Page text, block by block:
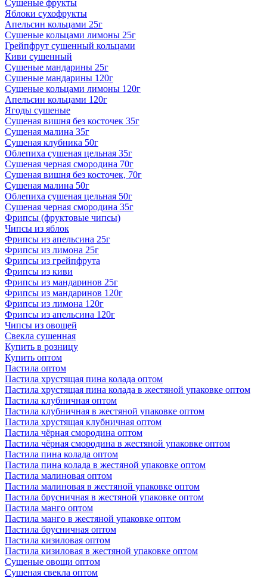
Сушеные фрукты
Яблоки сухофрукты
Апельсин кольцами 25г
Сушеные кольцами лимоны 25г
Грейпфрут сушенный кольцами
Киви сушенный
Сушеные мандарины 25г
Сушеные мандарины 120г
Сушеные кольцами лимоны 120г
Апельсин кольцами 120г
Ягоды сушеные
Сушеная вишня без косточек 35г
Сушеная малина 35г
Сушеная клубника 50г
Облепиха сушеная цельная 35г
Сушеная черная смородина 70г
Сушеная вишня без косточек, 70г
Сушеная малина 50г
Облепиха сушеная цельная 50г
Сушеная черная смородина 35г
Фрипсы (фруктовые чипсы)
Чипсы из яблок
Фрипсы из апельсина 25г
Фрипсы из лимона 25г
Фрипсы из грейпфрута
Фрипсы из киви
Фрипсы из мандаринов 25г
Фрипсы из мандаринов 120г
Фрипсы из лимона 120г
Фрипсы из апельсина 120г
Чипсы из овощей
Свекла сушенная
Купить в розницу
Купить оптом
Пастила оптом
Пастила хрустящая пина колада оптом
Пастила хрустящая пина колада в жестяной упаковке оптом
Пастила клубничная оптом
Пастила клубничная в жестяной упаковке оптом
Пастила хрустящая клубничная оптом
Пастила чёрная смородина оптом
Пастила чёрная смородина в жестяной упаковке оптом
Пастила пина колада оптом
Пастила пина колада в жестяной упаковке оптом
Пастила малиновая оптом
Пастила малиновая в жестяной упаковке оптом
Пастила брусничная в жестяной упаковке оптом
Пастила манго оптом
Пастила манго в жестяной упаковке оптом
Пастила брусничная оптом
Пастила кизиловая оптом
Пастила кизиловая в жестяной упаковке оптом
Сушеные овощи оптом
Сушеная свекла оптом